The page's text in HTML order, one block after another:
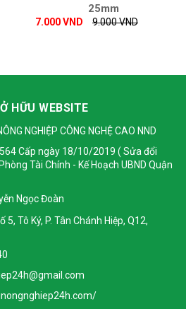
25mm
7.000 VND 9.000 VND
HỮU WEBSITE
NGHIỆP CÔNG NGHỆ CAO NND
Cấp ngày 18/10/2019 ( Sửa đổi
Tài Chính - Kế Hoạch UBND Quận
Ngọc Đoàn
5, Tô Ký, P. Tân Chánh Hiệp, Q12,